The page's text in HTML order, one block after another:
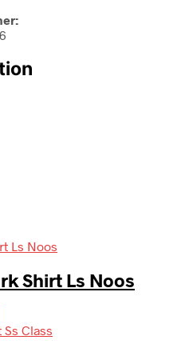
Shirt Ls Noos